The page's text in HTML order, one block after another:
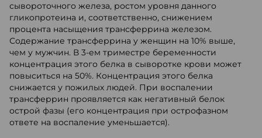
сывороточного железа, ростом уровня данного
гликопротеина и, соответственно, снижением
процента насыщения трансферрина железом.
Содержание трансферрина у женщин на 10% выше,
чем у мужчин. В 3-ем триместре беременности
концентрация этого белка в сыворотке крови может
повыситься на 50%. Концентрация этого белка
снижается у пожилых людей. При воспалении
трансферрин проявляется как негативный белок
острой фазы (его концентрация при острофазном
ответе на воспаление уменьшается).